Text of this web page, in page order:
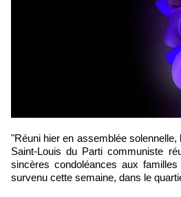
"Réuni hier en assemblée solennelle, le Comité de la Section de
Saint-Louis du Parti communiste
sincères condoléances aux
survenu cette semaine, dans le